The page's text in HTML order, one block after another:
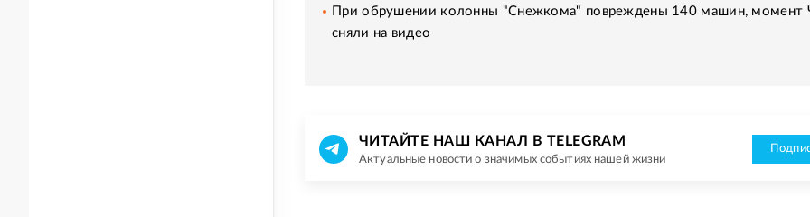
При обрушении колонны "Снежкома" повреждены 140 машин, момент
сняли на видео
ЧИТАЙТЕ НАШ КАНАЛ В TELEGRAM
Актуальные новости о значимых событиях нашей жизни